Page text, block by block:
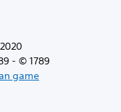
- © 1789
game